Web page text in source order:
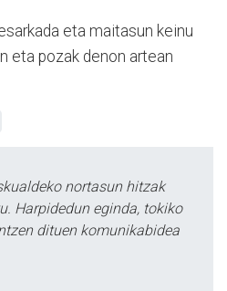
eta maitasun keinu
eta pozak denon artean
nortasun hitzak
Harpidedun eginda, tokiko
dituen komunikabidea